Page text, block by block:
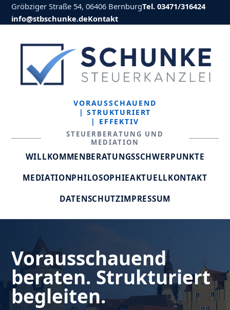
Gröbziger Straße 54, 06406 BernburgTel. 03471/316424
info@stbschunke.deKontakt
VORAUSSCHAUEND
| STRUKTURIERT
| EFFEKTIV
STEUERBERATUNG UND
MEDIATION
WILLKOMMENBERATUNGSSCHWERPUNKTE
MEDIATIONPHILOSOPHIEAKTUELLKONTAKT
DATENSCHUTZIMPRESSUM
Vorausschauend
beraten. Strukturiert
begleiten.